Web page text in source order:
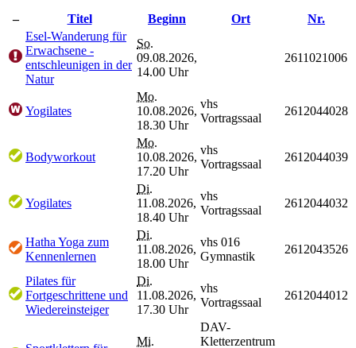
– Titel Beginn Ort
Nr.
Esel-Wanderung für
Erwachsene -
entschleunigen in der
Natur
So.
09.08.2026,
14.00 Uhr
2611021006
Yogilates
Mo.
10.08.2026,
18.30 Uhr
vhs
Vortragssaal
2612044028
Bodyworkout
Mo.
10.08.2026,
17.20 Uhr
vhs
Vortragssaal
2612044039
Yogilates
Di.
11.08.2026,
18.40 Uhr
vhs
Vortragssaal
2612044032
Hatha Yoga zum
Kennenlernen
Di.
11.08.2026,
18.00 Uhr
vhs 016
Gymnastik
2612043526
Pilates für
Fortgeschrittene und
Wiedereinsteiger
Di.
11.08.2026,
17.30 Uhr
vhs
Vortragssaal
2612044012
Mi.
DAV-
Kletterzentrum